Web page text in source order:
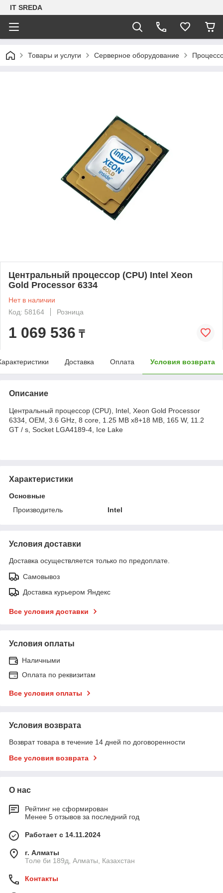
IT SREDA
Товары и услуги Серверное оборудование
Центральный процессор (CPU) Intel Xeon
Gold Processor 6334
Нет в наличии
Код: 58164
Розница
1 069 536 ₸
Доставка Оплата Условия возврата
Описание
Центральный процессор (CPU), Intel, Xeon Gold Processor
6334, OEM, 3.6 GHz, 8 core, 1.25 MB x8+18 MB, 165 W, 11.2
GT / s, Socket LGA4189-4, Ice Lake
Характеристики
Основные
Производитель
Intel
Условия доставки
Доставка осуществляется только по предоплате.
Самовывоз
Доставка курьером Яндекс
Все условия доставки
Условия оплаты
Наличными
Оплата по реквизитам
Все условия оплаты
Условия возврата
Возврат товара в течение 14 дней по договоренности
Все условия возврата
О нас
Рейтинг не сформирован
Менее 5 отзывов за последний год
Работает с 14.11.2024
г. Алматы
Толе би 189д, Алматы, Казахстан
Контакты